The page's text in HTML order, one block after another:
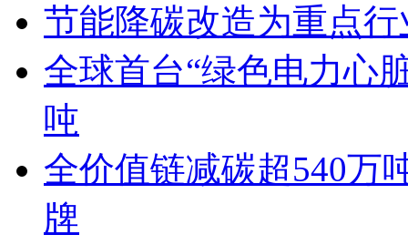
节能降碳改造为重点
全球首台“绿色电力心
吨
全价值链减碳超540万
牌